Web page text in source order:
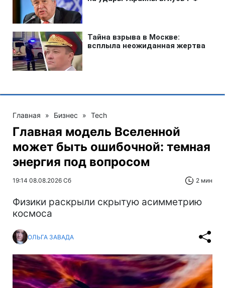
Главная » Бизнес » Tech
Главная модель Вселенной
может быть ошибочной: темная
энергия под вопросом
19:14 08.08.2026 Сб 2 мин
Физики раскрыли скрытую асимметрию
космоса
ОЛЬГА ЗАВАДА